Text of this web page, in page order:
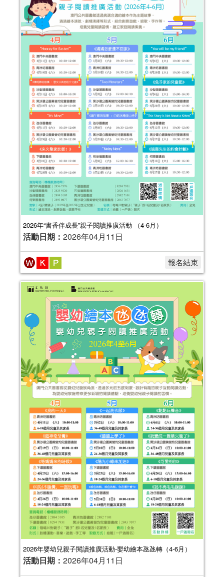
2026年“書香伴成長”親子閱讀推廣活動 （4-6月）
活動日期： 2026年04月11日
報名結束
2026年嬰幼兒親子閱讀推廣活動-嬰幼繪本氹氹轉（4-6月）
活動日期： 2026年04月11日